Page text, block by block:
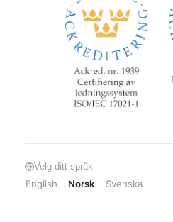
Velg ditt språk
English Norsk Svenska